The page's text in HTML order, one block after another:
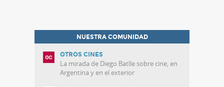
NUESTRA COMUNIDAD
OTROS CINES
La mirada de Diego Batlle sobre cine, en
Argentina y en el exterior